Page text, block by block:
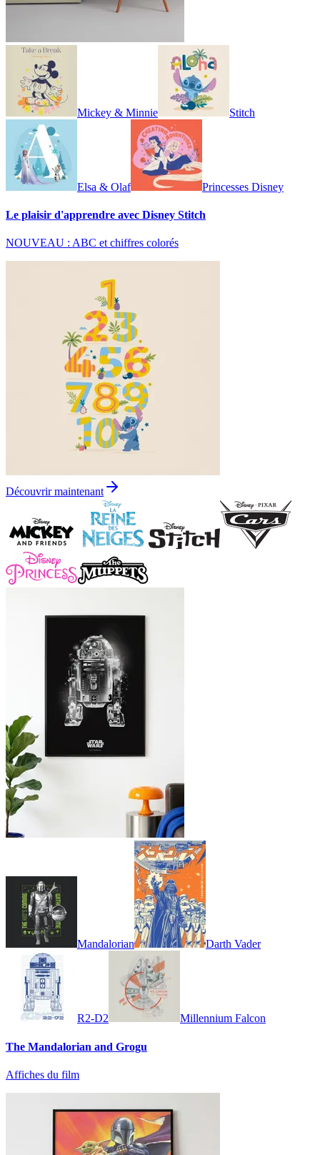
Mickey & Minnie Stitch
Elsa & Olaf Princesses Disney
Le plaisir d'apprendre avec Disney Stitch
NOUVEAU : ABC et chiffres colorés
Découvrir maintenant
Mandalorian Darth Vader
R2-D2 Millennium Falcon
The Mandalorian and Grogu
Affiches du film